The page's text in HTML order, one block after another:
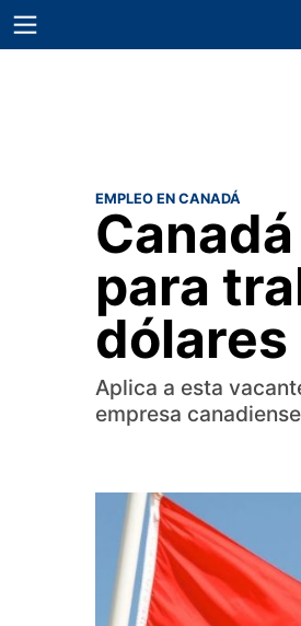
EMPLEO EN CANADÁ
para
dólares
Aplica a esta
empresa canadiense